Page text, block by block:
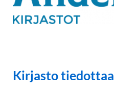
Kirjasto tiedottaa